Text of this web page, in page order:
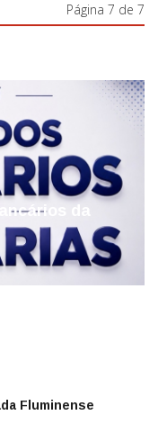
Página 7 de 7
da
Fluminense